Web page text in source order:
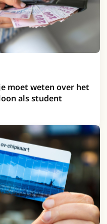
moet weten over het
als student